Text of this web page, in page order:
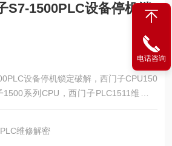
S7-1500PLC设备停机锁
设备停机锁定破解，西门子CPU150
系列CPU，西门子PLC1511维修解
解密，西门子PLC1513维修解密，西门
解密维修如上电所有指示灯不亮，
维修解密
电话咨询